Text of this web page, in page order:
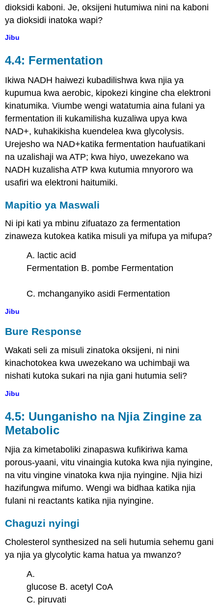
dioksidi kaboni. Je, oksijeni hutumiwa nini na kaboni
ya dioksidi inatoka wapi?
Jibu
4.4: Fermentation
Ikiwa NADH haiwezi kubadilishwa kwa njia ya
kupumua kwa aerobic, kipokezi kingine cha elektroni
kinatumika. Viumbe wengi watatumia aina fulani ya
fermentation ili kukamilisha kuzaliwa upya kwa
NAD+, kuhakikisha kuendelea kwa glycolysis.
Urejesho wa NAD+katika fermentation haufuatikani
na uzalishaji wa ATP; kwa hiyo, uwezekano wa
NADH kuzalisha ATP kwa kutumia mnyororo wa
usafiri wa elektroni haitumiki.
Mapitio ya Maswali
Ni ipi kati ya mbinu zifuatazo za fermentation
zinaweza kutokea katika misuli ya mifupa ya mifupa?
A. lactic acid
Fermentation B. pombe Fermentation
C. mchanganyiko asidi Fermentation
Jibu
Bure Response
Wakati seli za misuli zinatoka oksijeni, ni nini
kinachotokea kwa uwezekano wa uchimbaji wa
nishati kutoka sukari na njia gani hutumia seli?
Jibu
4.5: Uunganisho na Njia Zingine za
Metabolic
Njia za kimetaboliki zinapaswa kufikiriwa kama
porous-yaani, vitu vinaingia kutoka kwa njia nyingine,
na vitu vingine vinatoka kwa njia nyingine. Njia hizi
hazifungwa mifumo. Wengi wa bidhaa katika njia
fulani ni reactants katika njia nyingine.
Chaguzi nyingi
Cholesterol synthesized na seli hutumia sehemu gani
ya njia ya glycolytic kama hatua ya mwanzo?
A.
glucose B. acetyl CoA
C. piruvati